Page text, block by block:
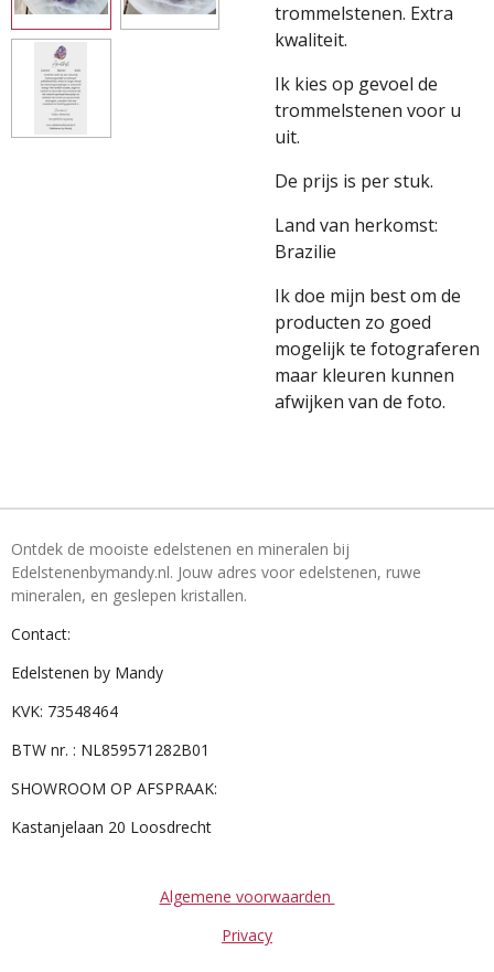
trommelstenen. Extra
kwaliteit.
Ik kies op gevoel de
trommelstenen voor u
uit.
De prijs is per stuk.
Land van herkomst:
Brazilie
Ik doe mijn best om de
producten zo goed
mogelijk te fotograferen
maar kleuren kunnen
afwijken van de foto.
Ontdek de mooiste edelstenen en mineralen bij
Edelstenenbymandy.nl. Jouw adres voor edelstenen, ruwe
mineralen, en geslepen kristallen.
Contact:
Edelstenen by Mandy
KVK: 73548464
BTW nr. : NL859571282B01
SHOWROOM OP AFSPRAAK:
Kastanjelaan 20 Loosdrecht
Algemene voorwaarden
Privacy